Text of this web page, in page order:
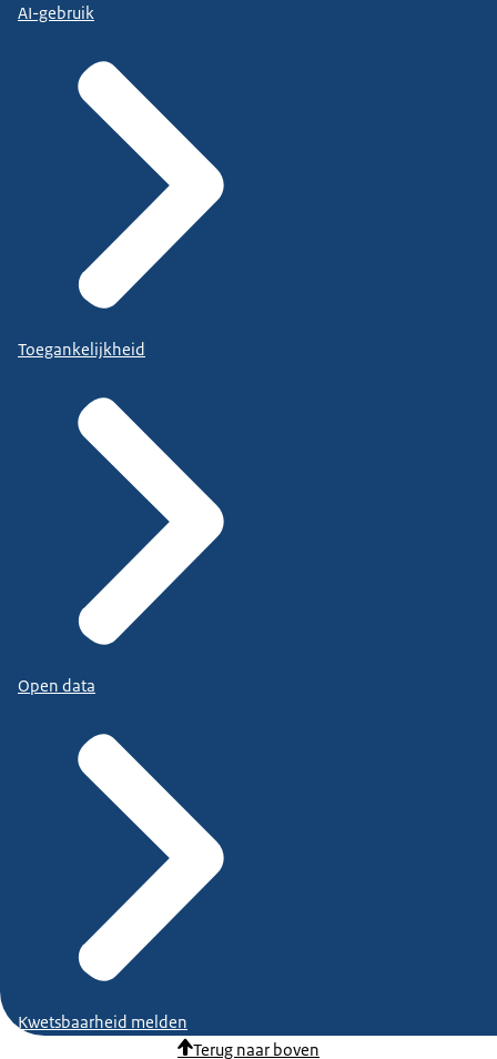
AI-gebruik
Toegankelijkheid
Open data
Kwetsbaarheid melden
Terug naar boven